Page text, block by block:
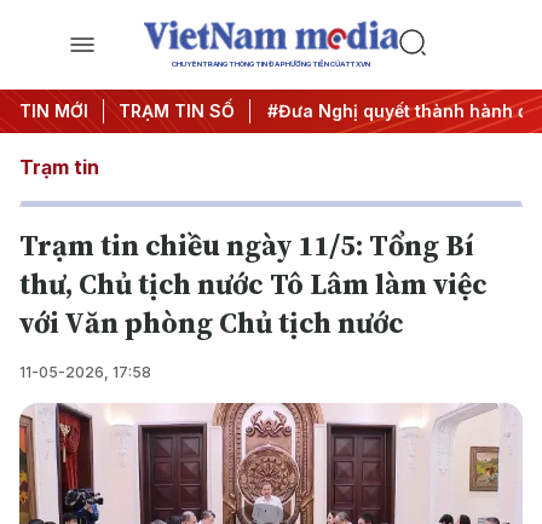
CHUYÊN TRANG THÔNG TIN ĐA PHƯƠNG TIỆN CỦA TTXVN
TIN MỚI TRẠM TIN SỐ
ương 3 #APEC 2027 #Đưa Nghị quyết thành hành
Trạm tin
Trạm tin chiều ngày 11/5: Tổng Bí
thư, Chủ tịch nước Tô Lâm làm việc
với Văn phòng Chủ tịch nước
11-05-2026, 17:58